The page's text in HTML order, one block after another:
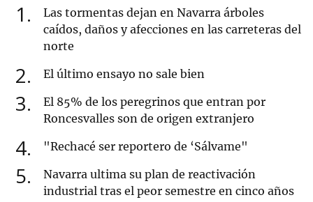
1
Las tormentas dejan en Navarra árboles
caídos, daños y afecciones en las carreteras del
norte
2 El último ensayo no sale bien
3
El 85% de los peregrinos que entran por
Roncesvalles son de origen extranjero
4 "Rechacé ser reportero de ‘Sálvame"
5
Navarra ultima su plan de reactivación
industrial tras el peor semestre en cinco años